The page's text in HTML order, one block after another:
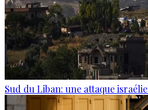
Sud du Liban: une attaque